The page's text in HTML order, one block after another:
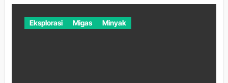
Eksplorasi Migas Minyak